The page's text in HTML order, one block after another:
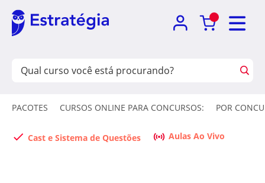
PACOTES CURSOS ONLINE PARA CONCURSOS: POR
Cast e Sistema de Questões Aulas Ao Vivo